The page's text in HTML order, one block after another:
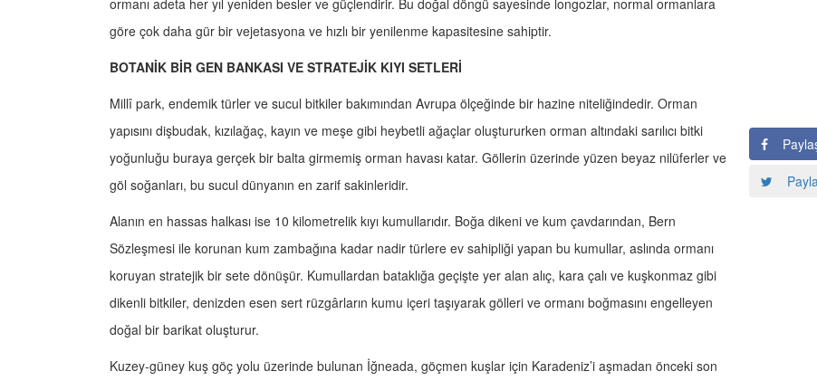
ormanı adeta her yıl yeniden besler ve güçlendirir. Bu doğal döngü sayesinde longozlar, normal ormanlara
göre çok daha gür bir vejetasyona ve hızlı bir yenilenme kapasitesine sahiptir.
BOTANİK BİR GEN BANKASI VE STRATEJİK KIYI SETLERİ
Millî park, endemik türler ve sucul bitkiler bakımından Avrupa ölçeğinde bir hazine niteliğindedir. Orman
yapısını dişbudak, kızılağaç, kayın ve meşe gibi heybetli ağaçlar oluştururken orman altındaki sarılıcı bitki
yoğunluğu buraya gerçek bir balta girmemiş orman havası katar. Göllerin üzerinde yüzen beyaz nilüferler ve
göl soğanları, bu sucul dünyanın en zarif sakinleridir.
Alanın en hassas halkası ise 10 kilometrelik kıyı kumullarıdır. Boğa dikeni ve kum çavdarından, Bern
Sözleşmesi ile korunan kum zambağına kadar nadir türlere ev sahipliği yapan bu kumullar, aslında ormanı
koruyan stratejik bir sete dönüşür. Kumullardan bataklığa geçişte yer alan alıç, kara çalı ve kuşkonmaz gibi
dikenli bitkiler, denizden esen sert rüzgârların kumu içeri taşıyarak gölleri ve ormanı boğmasını engelleyen
doğal bir barikat oluşturur.
Kuzey-güney kuş göç yolu üzerinde bulunan İğneada, göçmen kuşlar için Karadeniz’i aşmadan önceki son